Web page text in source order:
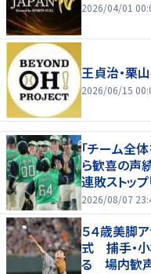
2026/04/01
王貞治・栗
2026/06/15
「チーム全
ら歓喜の声
連敗ストップ
2026/08/07
５４歳美脚
式 捕手・小
る 場内歓